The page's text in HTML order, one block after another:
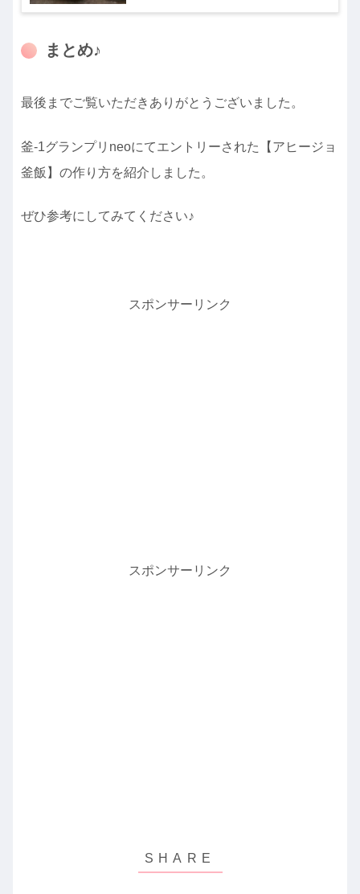
まとめ♪
最後までご覧いただきありがとうございました。
釜-1グランプリneoにてエントリーされた【アヒージョ
釜飯】の作り方を紹介しました。
ぜひ参考にしてみてください♪
スポンサーリンク
スポンサーリンク